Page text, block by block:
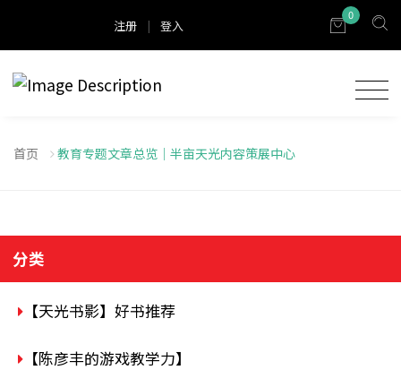
注册 | 登入
0
首页 教育专题文章总览｜半亩天光内容策展中心
分类
【天光书影】好书推荐
【陈彦丰的游戏教学力】